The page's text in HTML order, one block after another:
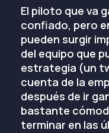
El piloto que va
confiado, pero
pueden surgir
del equipo que
estrategia (un
cuenta de la
después de ir
bastante
terminar en las